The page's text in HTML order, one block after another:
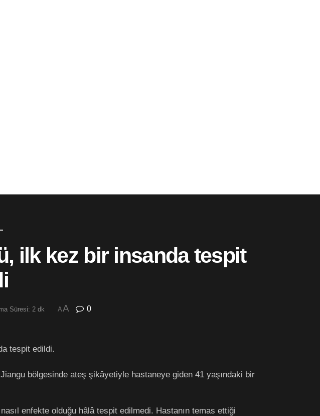
ilk kez bir insanda tespit
Süresi: 2 dk AA 0
tespit edildi.
bölgesinde ateş şikâyetiyle hastaneye giden 41 yaşındaki bir
enfekte olduğu hâlâ tespit edilmedi. Hastanın temas ettiği